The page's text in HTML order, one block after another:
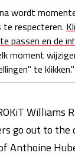
wordt
respecteren.
passen en de
moment
te klikken."
Williams
go out to the
Anthoine